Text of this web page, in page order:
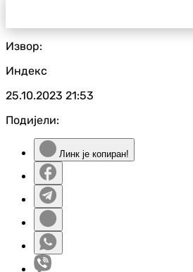
Извор:
Индекс
25.10.2023 21:53
Подијели:
Линк је копиран!